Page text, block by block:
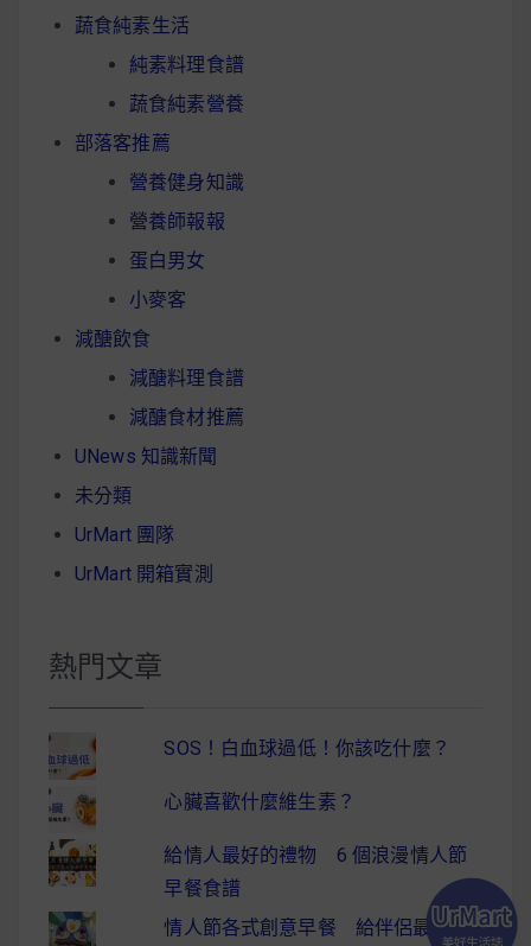
蔬食純素生活
純素料理食譜
蔬食純素營養
部落客推薦
營養健身知識
營養師報報
蛋白男女
小麥客
減醣飲食
減醣料理食譜
減醣食材推薦
UNews 知識新聞
未分類
UrMart 團隊
UrMart 開箱實測
熱門文章
SOS！白血球過低！你該吃什麼？
心臟喜歡什麼維生素？
給情人最好的禮物 6 個浪漫情人節
早餐食譜
情人節各式創意早餐 給伴侶最驚喜